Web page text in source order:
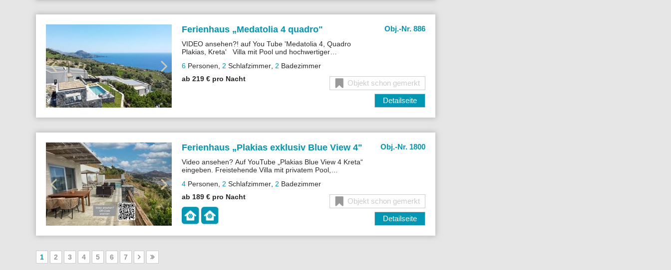
Ferienhaus „Medatolia 4 quadro" Obj.-Nr. 886
VIDEO ansehen?! auf You Tube 'Medatolia 4, Quadro
Plakias, Kreta' Villa mit Pool und hochwertiger
einen großen Pool mit Meerblick.
6 Personen 2 Schlafzimmer 2 Badezimmer
ab 219 € pro Nacht
Objekt schon gemerkt
Detailseite
Ferienhaus „Plakias exklusiv Blue View 4" Obj.-Nr. 1800
Video ansehen? Auf YouTube „Plakias Blue View 4 Kreta“
eingeben. Freistehende Villa mit privatem Pool,
Plakias.
4 Personen 2 Schlafzimmer 2 Badezimmer
ab 189 € pro Nacht
Objekt schon gemerkt
Detailseite
1 2 3 4 5 6 7